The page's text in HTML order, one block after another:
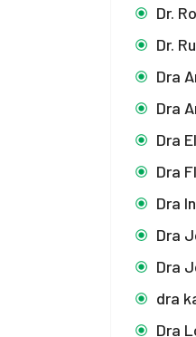
Dr.
Dr.
Dra
Dra
Dra
Dra
Dra
Dra
Dra
dra
Dra